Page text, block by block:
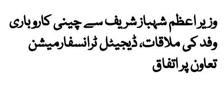
وزیر اعظم شہباز شریف سے چینی کاروباری
وفد کی ملاقات، ڈیجیٹل ٹرانسفارمیشن
تعاون پر اتفاق